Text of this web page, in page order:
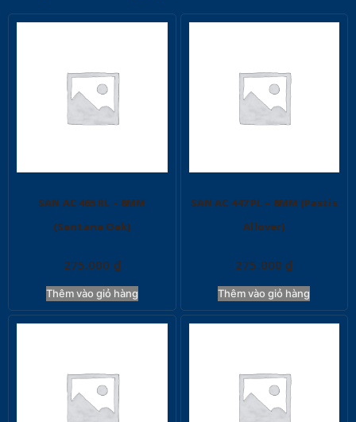
SAN AC 465 RL – 8MM
(Santana Oak)
275.000 ₫
Thêm vào giỏ hàng
SAN AC 447 PL – 8MM (Pastis
Allover)
275.000 ₫
Thêm vào giỏ hàng